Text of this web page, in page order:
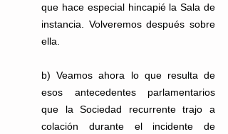
que hace especial hincapié la Sala de
instancia. Volveremos después sobre
ella.
b) Veamos ahora lo que resulta de
esos antecedentes parlamentarios
que la Sociedad recurrente trajo a
colación durante el incidente de